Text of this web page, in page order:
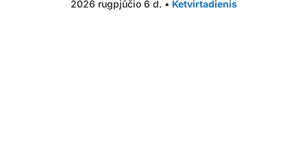
2026 rugpjūčio 6 d. • Ketvirtadienis